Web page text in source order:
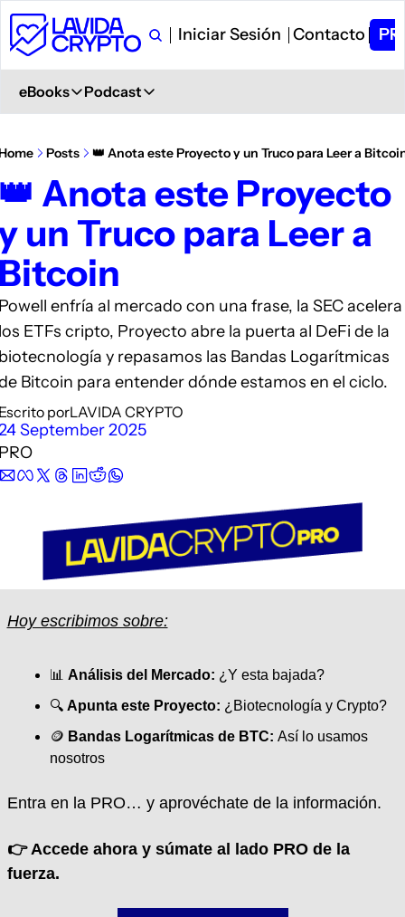
Iniciar Sesión Contacto
eBooks
eBooks
Primeros Pasos en Crypto
Glosario de Términos Crypto
Curso de Trading
PDF explicativo
Podcast
Podcast
Ver en YouTube
Spotify
iVoox
Apple Podcast
Description
Amazon Podcast
Description
Posts 👑 Anota este Proyecto y un Truco para Leer a
Anota este Proyecto
un Truco para Leer a
enfría al mercado con una frase, la SEC acelera
ETFs cripto, Proyecto abre la puerta al DeFi de la
y repasamos las Bandas Logarítmicas
Bitcoin para entender dónde estamos en el ciclo.
porLAVIDA CRYPTO
September 2025
Hoy escribimos sobre:
📊 Análisis del Mercado: ¿Y esta bajada?
🔍 Apunta este Proyecto:
¿Biotecnología y Crypto?
🪙 Bandas Logarítmicas de BTC: Así lo usamos
nosotros
Entra en la PRO… y aprovéchate de la información.
👉 Accede ahora y súmate al lado PRO de la
fuerza.